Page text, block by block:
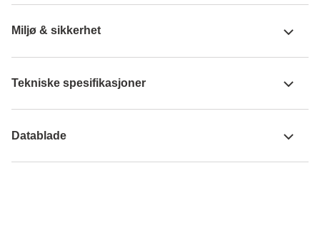
Miljø & sikkerhet
Tekniske spesifikasjoner
Datablade